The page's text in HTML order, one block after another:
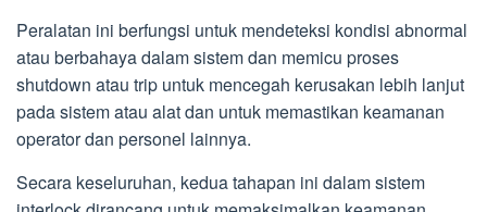
Peralatan ini berfungsi untuk mendeteksi kondisi abnormal
atau berbahaya dalam sistem dan memicu proses
shutdown atau trip untuk mencegah kerusakan lebih lanjut
pada sistem atau alat dan untuk memastikan keamanan
operator dan personel lainnya.
Secara keseluruhan, kedua tahapan ini dalam sistem